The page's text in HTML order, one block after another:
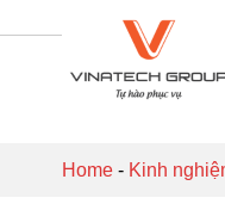
Home - Kinh